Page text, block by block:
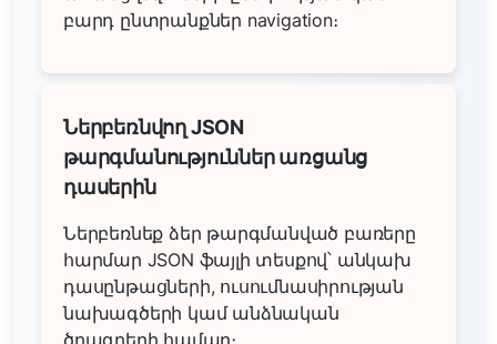
բարդ ընտրանքներ navigation։
Ներբեռնվող JSON
թարգմանություններ առցանց
դասերին
Ներբեռնեք ձեր թարգմանված բառերը
հարմար JSON ֆայլի տեսքով՝ անկախ
դասընթացների, ուսումնասիրության
նախագծերի կամ անձնական
ծրագրերի համար։